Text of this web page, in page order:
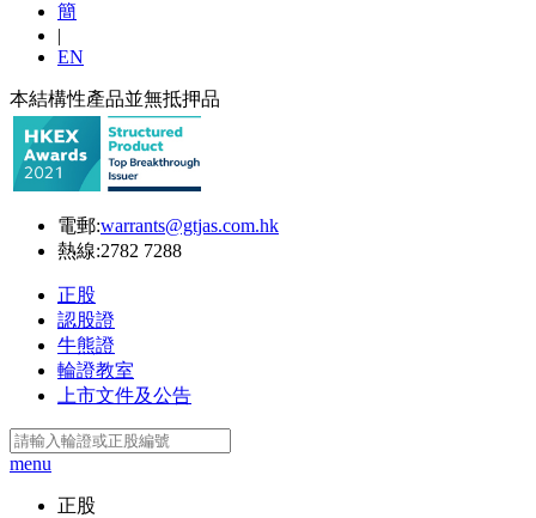
簡
|
EN
本結構性產品並無抵押品
電郵:warrants@gtjas.com.hk
熱線:2782 7288
正股
認股證
牛熊證
輪證教室
上市文件及公告
menu
正股